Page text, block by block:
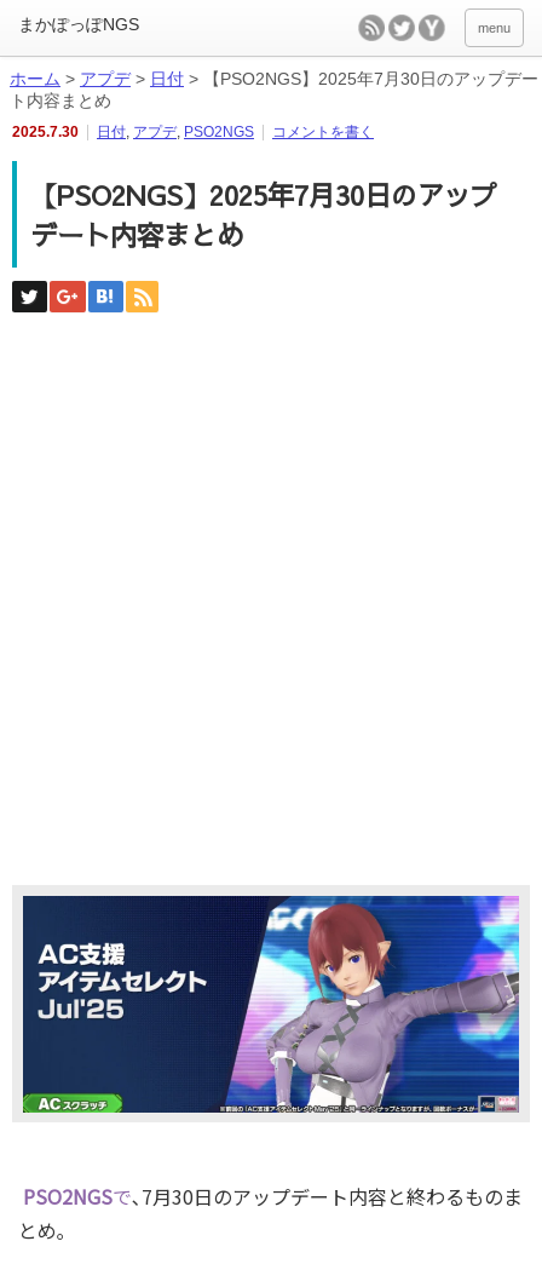
menu
ホーム > アプデ> 日付 >
【PSO2NGS】2025年7月30日のアップデー
ト内容まとめ
2025.7.30 日付, アプデ, PSO2NGS コメントを書く
【PSO2NGS】2025年7月30日のアップ
デート内容まとめ
PSO2NGSで､7月30日のアップデート内容と終わるものま
とめ｡